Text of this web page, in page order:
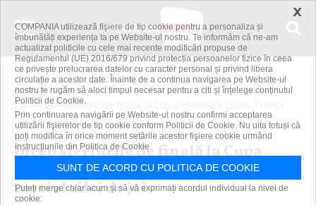
Acasă
Știri
Încep sferturile de finală la Cupa Mondială 2026. Franţa -
Maroc, meciul...
Încep sferturile de finală la Cupa
Mondială 2026. Franţa - Maroc,
meciul zilei de joi
×
COMPANIA utilizează fişiere de tip cookie pentru a personaliza și
îmbunătăți experiența ta pe Website-ul nostru. Te informăm că ne-am
actualizat politicile cu cele mai recente modificări propuse de
Regulamentul (UE) 2016/679 privind protecția persoanelor fizice în ceea
ce privește prelucrarea datelor cu caracter personal și privind libera
circulație a acestor date. Înainte de a continua navigarea pe Website-ul
nostru te rugăm să aloci timpul necesar pentru a citi și înțelege conținutul
Politicii de Cookie.
Prin continuarea navigării pe Website-ul nostru confirmi acceptarea
utilizării fişierelor de tip cookie conform Politicii de Cookie. Nu uita totuși că
poți modifica în orice moment setările acestor fişiere cookie urmând
instrucțiunile din Politica de Cookie.
SUNT DE ACORD CU POLITICA DE COOKIE
Puteți merge chiar acum și să vă exprimați acordul individual la nivel de
cookie: